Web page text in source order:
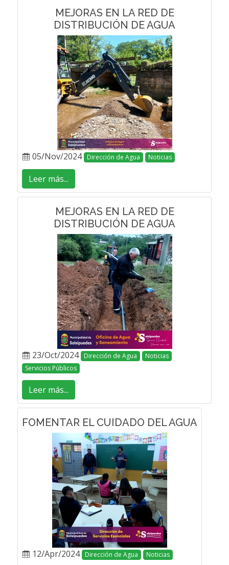
MEJORAS EN LA RED DE
DISTRIBUCIÓN DE AGUA
05/Nov/2024 Dirección de Agua Noticias
Leer más...
MEJORAS EN LA RED DE
DISTRIBUCIÓN DE AGUA
23/Oct/2024 Dirección de Agua
Noticias
Servicios Públicos
Leer más...
FOMENTAR EL CUIDADO DEL AGUA
12/Apr/2024 Dirección de Agua Noticias